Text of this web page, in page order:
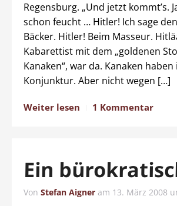
Regensburg. „Und jetzt kommt’s.
schon feucht … Hitler! Ich sage
Bäcker. Hitler! Beim Masseur.
Kabarettist mit dem „goldenen
Kanaken“, war da. Kanaken
Konjunktur. Aber nicht wegen […]
Weiter lesen 1 Kommentar
Ein
Von Stefan Aigner am 13. März 2008